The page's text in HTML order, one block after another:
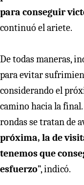
para conseguir
continuó el ariete.
De todas maneras,
para evitar
considerando el
camino hacia la final.
rondas se tratan de
próxima, la de
tenemos que
esfuerzo”, indicó.